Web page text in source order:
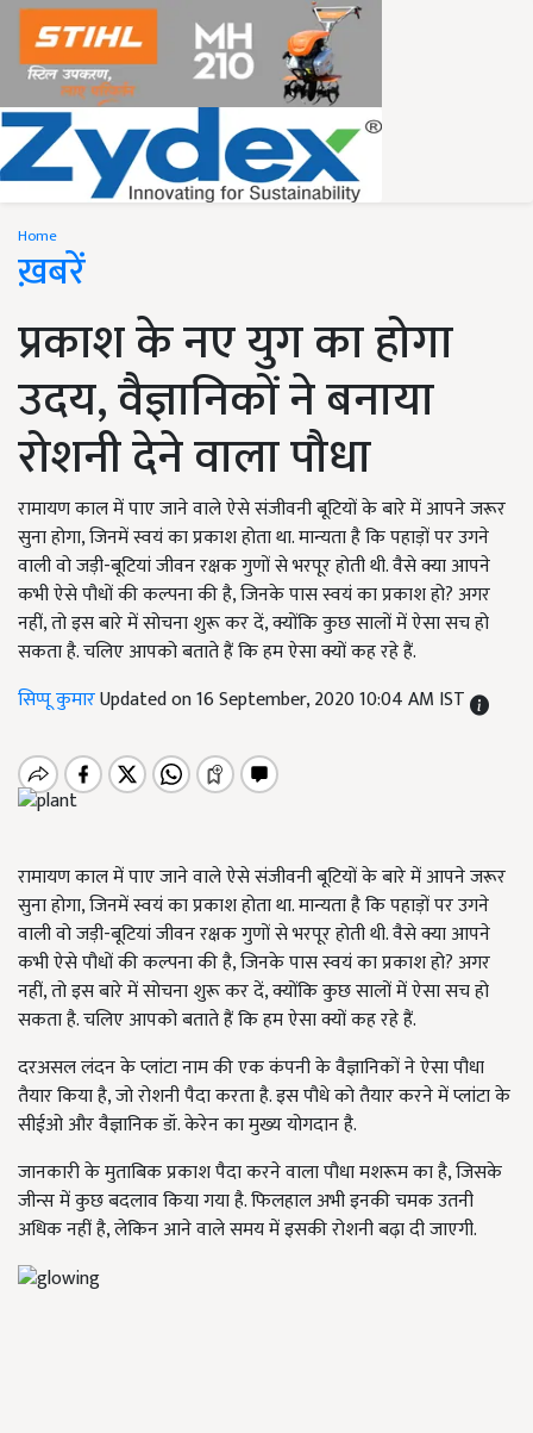
Home
ख़बरें
प्रकाश के नए युग का होगा
उदय, वैज्ञानिकों ने बनाया
रोशनी देने वाला पौधा
रामायण काल में पाए जाने वाले ऐसे संजीवनी बूटियों के बारे में आपने जरूर
सुना होगा, जिनमें स्वयं का प्रकाश होता था. मान्यता है कि पहाड़ों पर उगने
वाली वो जड़ी-बूटियां जीवन रक्षक गुणों से भरपूर होती थी. वैसे क्या आपने
कभी ऐसे पौधों की कल्पना की है, जिनके पास स्वयं का प्रकाश हो? अगर
नहीं, तो इस बारे में सोचना शुरू कर दें, क्योंकि कुछ सालों में ऐसा सच हो
सकता है. चलिए आपको बताते हैं कि हम ऐसा क्यों कह रहे हैं.
सिप्पू कुमारUpdated on 16 September, 2020 10:04 AM IST
रामायण काल में पाए जाने वाले ऐसे संजीवनी बूटियों के बारे में आपने जरूर
सुना होगा, जिनमें स्वयं का प्रकाश होता था. मान्यता है कि पहाड़ों पर उगने
वाली वो जड़ी-बूटियां जीवन रक्षक गुणों से भरपूर होती थी. वैसे क्या आपने
कभी ऐसे पौधों की कल्पना की है, जिनके पास स्वयं का प्रकाश हो? अगर
नहीं, तो इस बारे में सोचना शुरू कर दें, क्योंकि कुछ सालों में ऐसा सच हो
सकता है. चलिए आपको बताते हैं कि हम ऐसा क्यों कह रहे हैं.
दरअसल लंदन के प्लांटा नाम की एक कंपनी के वैज्ञानिकों ने ऐसा पौधा
तैयार किया है, जो रोशनी पैदा करता है. इस पौधे को तैयार करने में प्लांटा के
सीईओ और वैज्ञानिक डॉ. केरेन का मुख्य योगदान है.
जानकारी के मुताबिक प्रकाश पैदा करने वाला पौधा मशरूम का है, जिसके
जीन्स में कुछ बदलाव किया गया है. फिलहाल अभी इनकी चमक उतनी
अधिक नहीं है, लेकिन आने वाले समय में इसकी रोशनी बढ़ा दी जाएगी.